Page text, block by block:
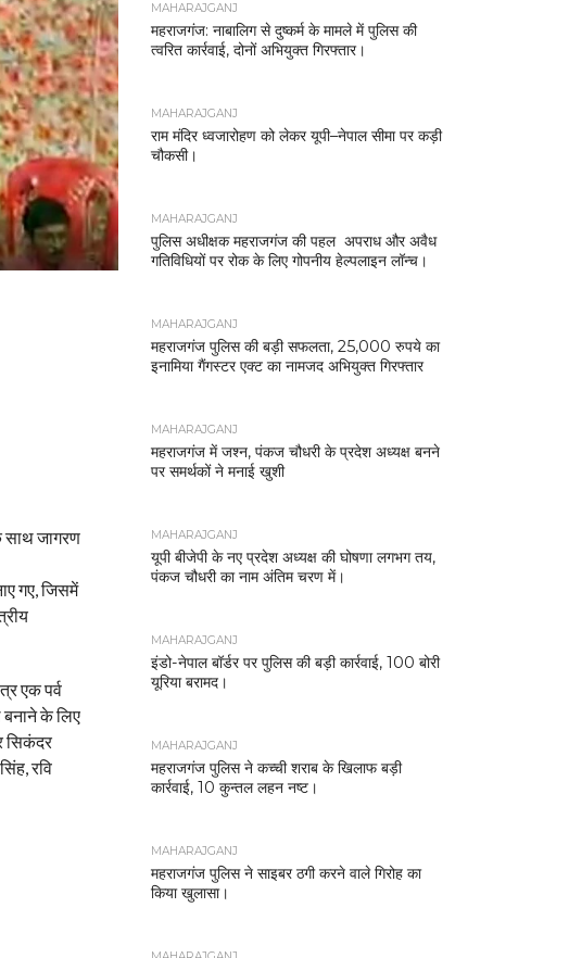
साथ जागरण
गए, जिसमें
एक पर्व
के लिए
सिकंदर
रवि
MAHARAJGANJ
महराजगंज: नाबालिग से दुष्कर्म के मामले में पुलिस की
त्वरित कार्रवाई, दोनों अभियुक्त गिरफ्तार।
MAHARAJGANJ
राम मंदिर ध्वजारोहण को लेकर यूपी–नेपाल सीमा पर कड़ी
चौकसी।
MAHARAJGANJ
पुलिस अधीक्षक महराजगंज की पहल अपराध और अवैध
गतिविधियों पर रोक के लिए गोपनीय हेल्पलाइन लॉन्च।
MAHARAJGANJ
महराजगंज पुलिस की बड़ी सफलता, 25,000 रुपये का
इनामिया गैंगस्टर एक्ट का नामजद अभियुक्त गिरफ्तार
MAHARAJGANJ
महराजगंज में जश्न, पंकज चौधरी के प्रदेश अध्यक्ष बनने
पर समर्थकों ने मनाई खुशी
MAHARAJGANJ
यूपी बीजेपी के नए प्रदेश अध्यक्ष की घोषणा लगभग तय,
पंकज चौधरी का नाम अंतिम चरण में।
MAHARAJGANJ
इंडो-नेपाल बॉर्डर पर पुलिस की बड़ी कार्रवाई, 100 बोरी
यूरिया बरामद।
MAHARAJGANJ
महराजगंज पुलिस ने कच्ची शराब के खिलाफ बड़ी
कार्रवाई, 10 कुन्तल लहन नष्ट।
MAHARAJGANJ
महराजगंज पुलिस ने साइबर ठगी करने वाले गिरोह का
किया खुलासा।